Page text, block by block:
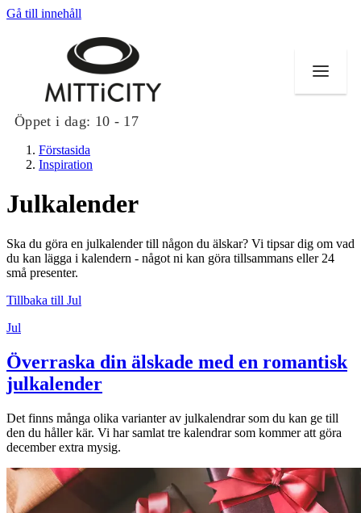
Gå till innehåll
Öppet i dag: 10 - 17
Evenemang
Erbjudanden
Sök
Praktisk information
Förstasida
Inspiration
Julkalender
Ska du göra en julkalender till någon du älskar? Vi tipsar dig om vad
du kan lägga i kalendern - något ni kan göra tillsammans eller 24
små presenter.
Tillbaka till Jul
Jul
Överraska din älskade med en romantisk
julkalender
Det finns många olika varianter av julkalendrar som du kan ge till
den du håller kär. Vi har samlat tre kalendrar som kommer att göra
december extra mysig.